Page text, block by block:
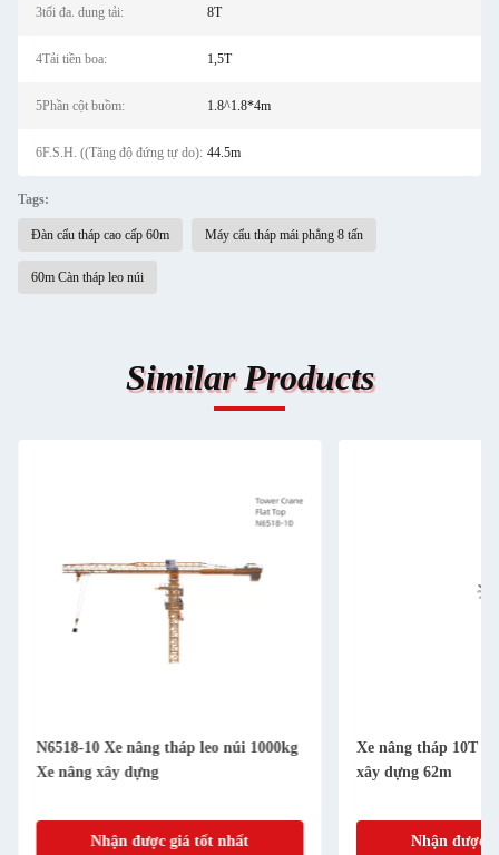
3tối đa. dung tải: 8T
4Tải tiền boa: 1,5T
5Phần cột buồm: 1.8^1.8*4m
6F.S.H. ((Tăng độ đứng tự do): 44.5m
Tags:
Đàn cẩu tháp cao cấp 60m Máy cẩu tháp mái phẳng 8 tấn
60m Càn tháp leo núi
Similar Products
N6518-10 Xe nâng tháp leo núi 1000kg
Xe nâng xây dựng
Nhận được giá tốt nhất
Xe nâng tháp 10T
xây dựng 62m
Nhận được